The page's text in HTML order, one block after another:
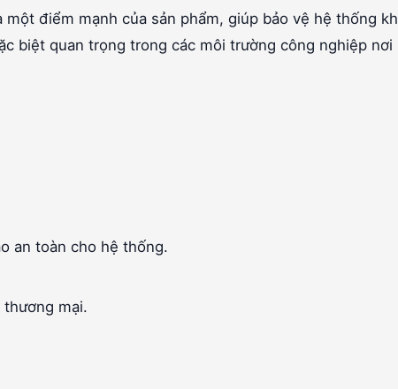
điểm mạnh của sản phẩm, giúp bảo vệ hệ thống
biệt quan trọng trong các môi trường công nghiệp nơi
an toàn cho hệ thống.
mại.